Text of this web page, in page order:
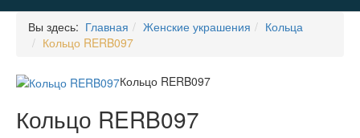
Вы здесь: Главная Женские украшения
Кольца
Кольцо RERB097
Кольцо RERB097
Кольцо RERB097